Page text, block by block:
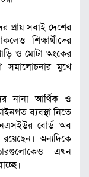
প্রায় সবাই দেশের
শিক্ষার্থীদের
ও মোটা অংকের
সমালোচনার মুখে
নানা আর্থিক ও
ব্যবস্থা নিতে
বোর্ড অব
অন্যদিকে
এখন